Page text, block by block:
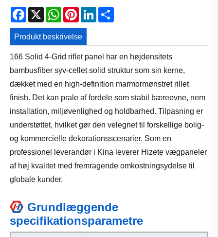
Facebook
X WhatsApp
PinterestLinkedIn
Produkt beskrivelse
166 Solid 4-Grid riflet panel har en højdensitets
bambusfiber syv-cellet solid struktur som sin kerne,
dækket med en high-definition marmormønstret rillet
finish. Det kan prale af fordele som stabil bæreevne, nem
installation, miljøvenlighed og holdbarhed. Tilpasning er
understøttet, hvilket gør den velegnet til forskellige bolig-
og kommercielle dekorationsscenarier. Som en
professionel leverandør i Kina leverer Hizete vægpaneler
af høj kvalitet med fremragende omkostningsydelse til
globale kunder.
Grundlæggende
specifikationsparametre